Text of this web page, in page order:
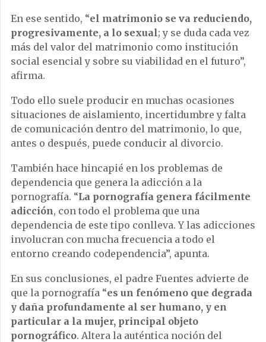
En ese sentido, “el matrimonio se va reduciendo,
progresivamente, a lo sexual; y se duda cada vez
más del valor del matrimonio como institución
social esencial y sobre su viabilidad en el futuro”,
afirma.
Todo ello suele producir en muchas ocasiones
situaciones de aislamiento, incertidumbre y falta
de comunicación dentro del matrimonio, lo que,
antes o después, puede conducir al divorcio.
También hace hincapié en los problemas de
dependencia que genera la adicción a la
pornografía. “La pornografía genera fácilmente
adicción, con todo el problema que una
dependencia de este tipo conlleva. Y las adicciones
involucran con mucha frecuencia a todo el
entorno creando codependencia”, apunta.
En sus conclusiones, el padre Fuentes advierte de
que la pornografía “es un fenómeno que degrada
y daña profundamente al ser humano, y en
particular a la mujer, principal objeto
pornográfico. Altera la auténtica noción del